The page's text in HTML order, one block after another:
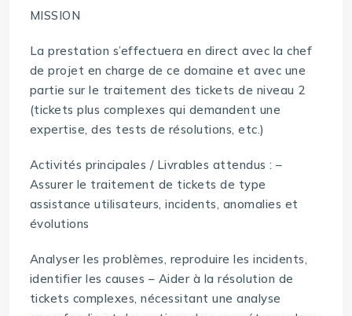
MISSION
La prestation s’effectuera en direct avec la chef
de projet en charge de ce domaine et avec une
partie sur le traitement des tickets de niveau 2
(tickets plus complexes qui demandent une
expertise, des tests de résolutions, etc.)
Activités principales / Livrables attendus : –
Assurer le traitement de tickets de type
assistance utilisateurs, incidents, anomalies et
évolutions
Analyser les problèmes, reproduire les incidents,
identifier les causes – Aider à la résolution de
tickets complexes, nécessitant une analyse